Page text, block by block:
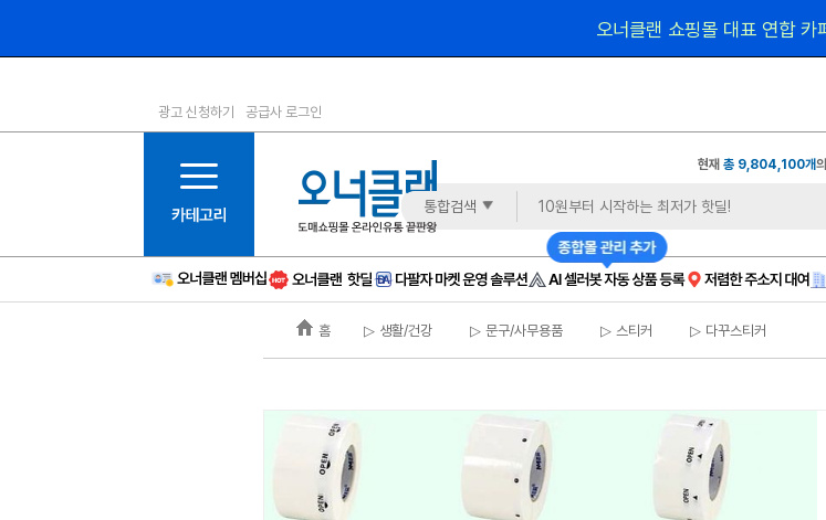
1등급
6등급
11등급
12등급
15등급
16등급
오너클랜 쇼핑몰 대표 연합
광고 신청하기 공급사 로그인
현재총 9,804,100개
통합검색
홈 ▷ 생활/건강 ▷ 문구/사무용품 ▷ 스티커 ▷ 다꾸스티커